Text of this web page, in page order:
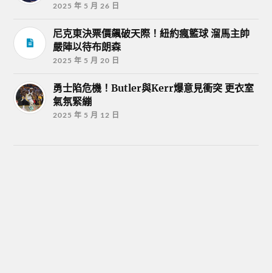
2025 年 5 月 26 日
尼克東決票價飆破天際！紐約瘋籃球 溜馬主帥
嚴陣以待布朗森
2025 年 5 月 20 日
勇士陷危機！Butler與Kerr爆意見衝突 更衣室
氣氛緊繃
2025 年 5 月 12 日